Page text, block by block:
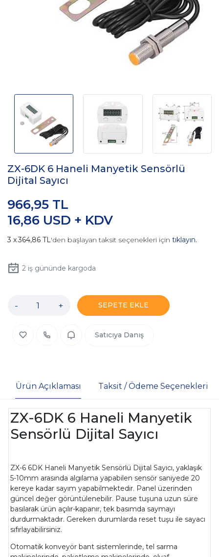
ZX-6DK 6 Haneli Manyetik Sensörlü
Dijital Sayıcı
16,86 USD + KDV
966,95 TL
364,86 TL'den başlayan taksit seçenekleri için tıklayın.
2iş gününde kargoda
- + SEPETE EKLE
Satıcıya Danış
Ürün Açıklaması Taksit / Ödeme Seçenekleri
ZX-6DK 6 Haneli Manyetik
Sensörlü Dijital Sayıcı
ZX-6 6DK Haneli Manyetik Sensörlü Dijital Sayıcı, yaklaşık
5-10mm arasında algılama yapabilen sensör saniyede 20
kereye kadar sayım yapabilmektedir. Panel üzerinden
güncel değer görüntülenebilir. Pause tuşuna uzun süre
basılarak ürün açılır-kapanır, tek basımda saymayı
durdurmaktadır. Gereken durumlarda reset tuşu ile sayacı
sıfırlayabilirsiniz.
Otomatik konveyör bant sistemlerinde, tel sarma